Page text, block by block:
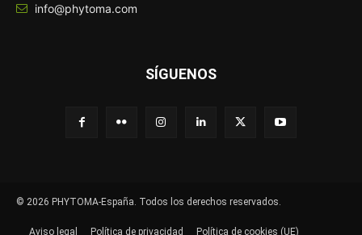
info@phytoma.com
SÍGUENOS
© 2026 PHYTOMA-España. Todos los derechos reservados.
Aviso legal Política de privacidad Política de cookies (UE)